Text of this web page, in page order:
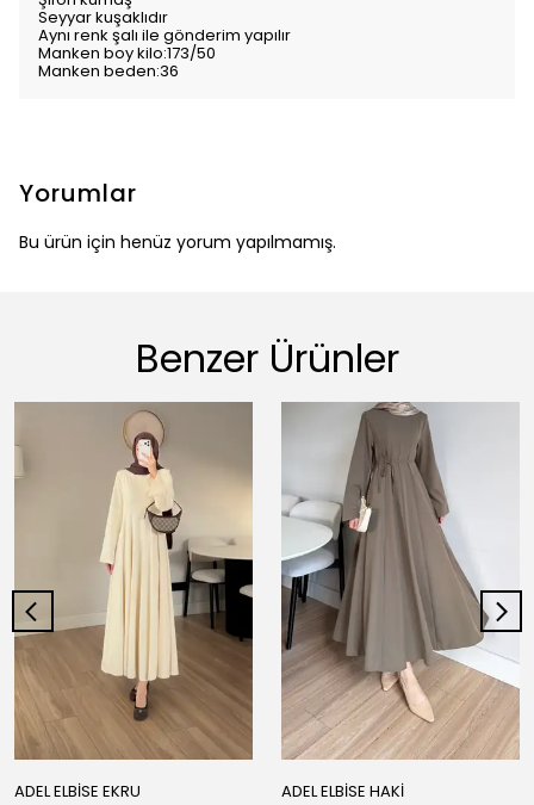
Seyyar kuşaklıdır
Aynı renk şalı ile gönderim yapılır
Manken boy kilo:173/50
Manken beden:36
Yorumlar
Bu ürün için henüz yorum yapılmamış.
Benzer Ürünler
ADEL ELBİSE EKRU ADEL ELBİSE HAKİ